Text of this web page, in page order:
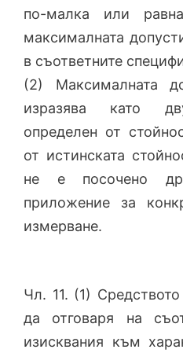
по-малка или
максималната
в съответните
(2) Максималната
изразява като
определен от
от истинската
не е посочено
приложение за
измерване.
Чл. 11. (1)
да отговаря на
изисквания към